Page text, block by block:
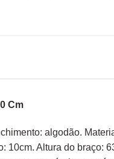
Cm
algodão.
10cm. Altura do braço: